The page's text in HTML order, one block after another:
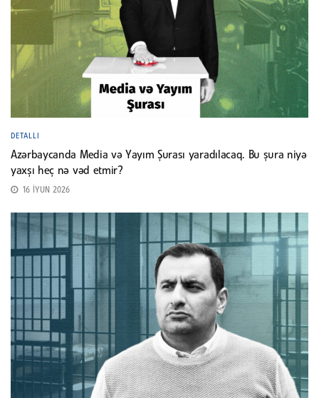
DETALLI
Azərbaycanda Media və Yayım Şurası yaradılacaq. Bu şura niyə
yaxşı heç nə vəd etmir?
16 İYUN 2026